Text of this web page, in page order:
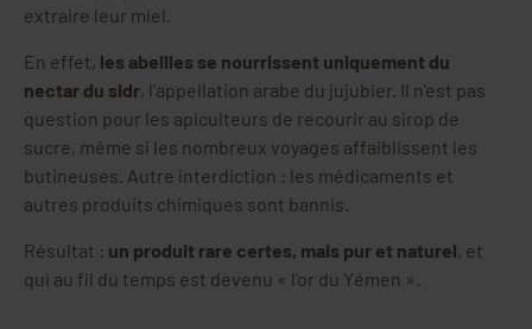
extraire leur miel.
En effet, les abeilles se nourrissent uniquement du
nectar du sidr, l'appellation arabe du jujubier. Il n'est pas
question pour les apiculteurs de recourir au sirop de
sucre, même si les nombreux voyages affaiblissent les
butineuses. Autre interdiction : les médicaments et
autres produits chimiques sont bannis.
Résultat : un produit rare certes, mais pur et naturel, et
qui au fil du temps est devenu « l'or du Yémen ».